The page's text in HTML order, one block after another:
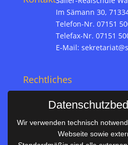
Im Sämann 30,
Telefon-Nr. 07151
Telefax-Nr. 07151
E-Mail:
Rechtliches
Datenschutz
Wir verwenden technisch
Webseite sowie